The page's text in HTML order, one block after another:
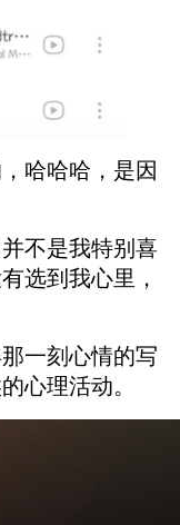
哈哈哈，是因
不是我特别喜
选到我心里，
一刻心情的写
心理活动。